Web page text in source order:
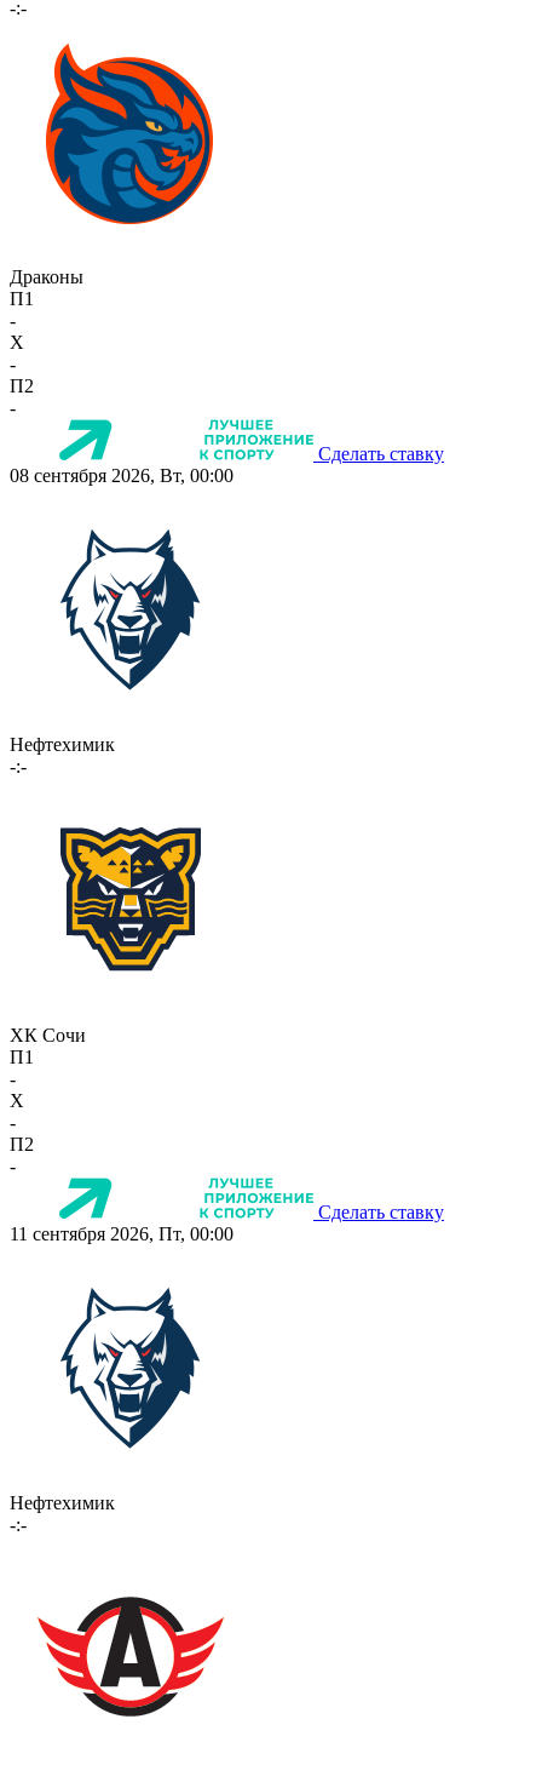
-:-
Драконы
П1
-
X
-
П2
-
Сделать ставку
08 сентября 2026, Вт, 00:00
Нефтехимик
-:-
ХК Сочи
П1
-
X
-
П2
-
Сделать ставку
11 сентября 2026, Пт, 00:00
Нефтехимик
-:-